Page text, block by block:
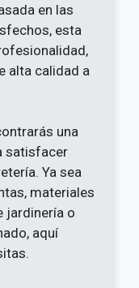
en las
esta
alta calidad a
una
satisfacer
Ya sea
materiales
jardinería o
aquí